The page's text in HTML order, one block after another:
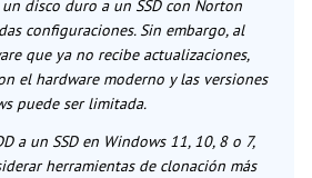
disco duro a un SSD con Norton
configuraciones. Sin embargo, al
que ya no recibe actualizaciones,
el hardware moderno y las versiones
puede ser limitada.
a un SSD en Windows 11, 10, 8 o 7,
herramientas de clonación más